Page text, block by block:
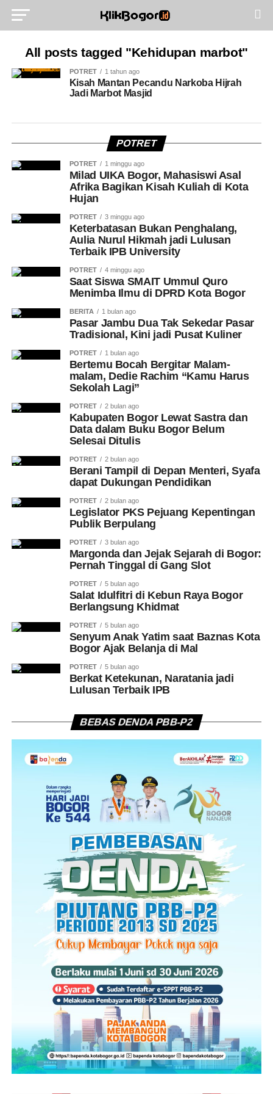
All posts tagged "Kehidupan marbot"
POTRET 1 tahun ago
Kisah Mantan Pecandu Narkoba Hijrah
Jadi Marbot Masjid
POTRET
POTRET 1 minggu ago
Milad UIKA Bogor, Mahasiswi Asal
Afrika Bagikan Kisah Kuliah di Kota
Hujan
POTRET 3 minggu ago
Keterbatasan Bukan Penghalang,
Aulia Nurul Hikmah jadi Lulusan
Terbaik IPB University
POTRET 4 minggu ago
Saat Siswa SMAIT Ummul Quro
Menimba Ilmu di DPRD Kota Bogor
BERITA 1 bulan ago
Pasar Jambu Dua Tak Sekedar Pasar
Tradisional, Kini jadi Pusat Kuliner
POTRET 1 bulan ago
Bertemu Bocah Bergitar Malam-
malam, Dedie Rachim “Kamu Harus
Sekolah Lagi”
POTRET 2 bulan ago
Kabupaten Bogor Lewat Sastra dan
Data dalam Buku Bogor Belum
Selesai Ditulis
POTRET 2 bulan ago
Berani Tampil di Depan Menteri, Syafa
dapat Dukungan Pendidikan
POTRET 2 bulan ago
Legislator PKS Pejuang Kepentingan
Publik Berpulang
POTRET 3 bulan ago
Margonda dan Jejak Sejarah di Bogor:
Pernah Tinggal di Gang Slot
POTRET 5 bulan ago
Salat Idulfitri di Kebun Raya Bogor
Berlangsung Khidmat
POTRET 5 bulan ago
Senyum Anak Yatim saat Baznas Kota
Bogor Ajak Belanja di Mal
POTRET 5 bulan ago
Berkat Ketekunan, Naratania jadi
Lulusan Terbaik IPB
BEBAS DENDA PBB-P2